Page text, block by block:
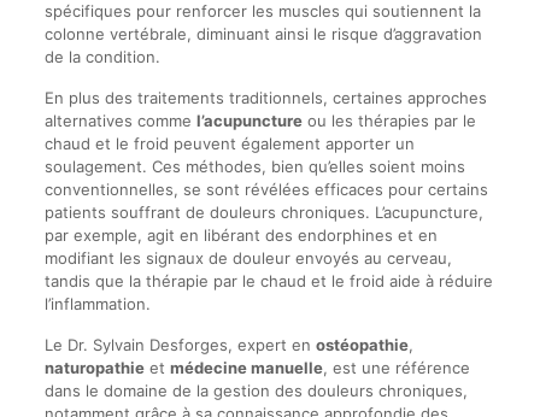
spécifiques pour renforcer les muscles qui soutiennent la
colonne vertébrale, diminuant ainsi le risque d’aggravation
de la condition.
En plus des traitements traditionnels, certaines approches
alternatives comme l’acupunctureou les thérapies par le
chaud et le froid peuvent également apporter un
soulagement. Ces méthodes, bien qu’elles soient moins
conventionnelles, se sont révélées efficaces pour certains
patients souffrant de douleurs chroniques. L’acupuncture,
par exemple, agit en libérant des endorphines et en
modifiant les signaux de douleur envoyés au cerveau,
tandis que la thérapie par le chaud et le froid aide à réduire
l’inflammation.
Le Dr. Sylvain Desforges, expert en ostéopathie,
naturopathieet médecine manuelle, est une référence
dans le domaine de la gestion des douleurs chroniques,